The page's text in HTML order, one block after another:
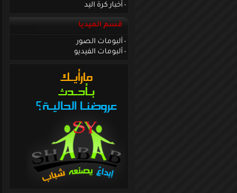
أخبار كرة اليد
قسم الميديا
ألبومات الصور
ألبومات الفيديو